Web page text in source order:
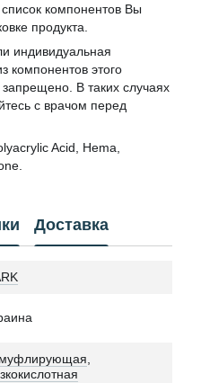
компонентов Вы
продукта.
индивидуальная
компонентов этого
В таких случаях
с врачом перед
Acid, Hema,
Доставка